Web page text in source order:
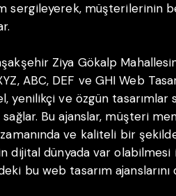
sergileyerek, müşterilerinin
Ziya Gökalp
ABC, DEF ve GHI Web
yenilikçi ve özgün tasarımlar
sağlar. Bu ajanslar, müşteri
ve kaliteli bir
dijital dünyada var
bu web tasarım